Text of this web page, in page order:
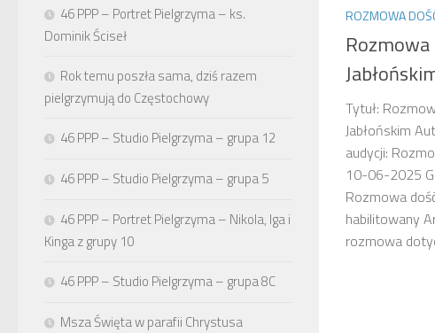
ROZMOWA
Tytuł:
Jabłońskim
audycji:
10-06-2025
Rozmowa
habilitowany
rozmowa
46 PPP – Portret Pielgrzyma – ks.
Dominik Ściseł
Rok temu poszła sama, dziś razem
pielgrzymują do Częstochowy
46 PPP – Studio Pielgrzyma – grupa 12
46 PPP – Studio Pielgrzyma – grupa 5
46 PPP – Portret Pielgrzyma – Nikola, Iga i
Kinga z grupy 10
46 PPP – Studio Pielgrzyma – grupa 8C
Msza Święta w parafii Chrystusa